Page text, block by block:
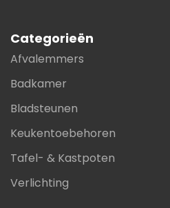
Categorieën
Afvalemmers
Badkamer
Bladsteunen
Keukentoebehoren
Tafel- & Kastpoten
Verlichting